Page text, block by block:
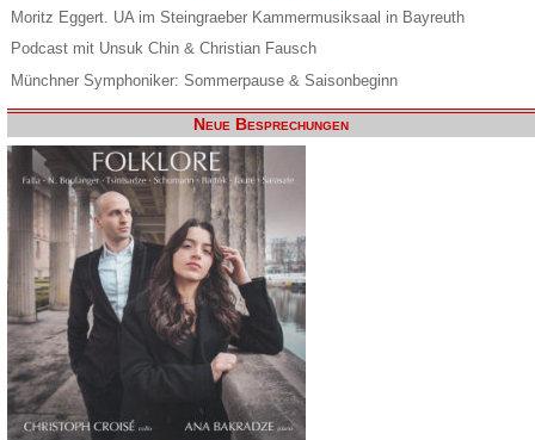
Moritz Eggert. UA im Steingraeber Kammermusiksaal in Bayreuth
Podcast mit Unsuk Chin & Christian Fausch
Münchner Symphoniker: Sommerpause & Saisonbeginn
Neue Besprechungen